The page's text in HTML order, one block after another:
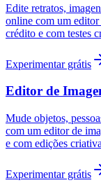
Edite retratos,
online com um editor
crédito e com testes
Experimentar grátis
Editor de
Mude objetos,
com um editor de
e com edições
Experimentar grátis